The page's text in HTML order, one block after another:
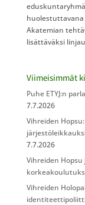
huolestuttavana
Akatemian
lisättäväksi
Viimeisimmät
Puhe ETYJ:n
7.7.2026
Vihreiden
7.7.2026
Vihreiden
Vihreiden